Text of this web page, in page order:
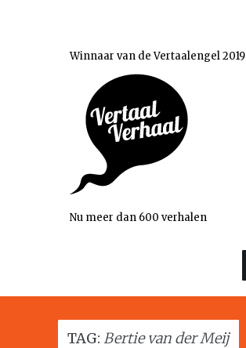
Winnaar van de Vertaalengel 2019
Nu meer dan 600 verhalen
TAG: Bertie van der Meij